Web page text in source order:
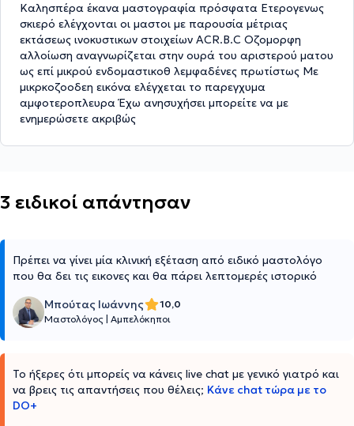
Καλησπέρα έκανα μαστογραφία πρόσφατα Ετερογενως
σκιερό ελέγχονται οι μαστοι με παρουσία μέτριας
εκτάσεως ινοκυστικων στοιχείων ACR.B.C Oζομορφη
αλλοίωση αναγνωρίζεται στην ουρά του αριστερού ματου
ως επί μικρού ενδομαστικοθ λεμφαδένες πρωτίστως Με
μικρκοζοοδεη εικόνα ελέγχεται το παρεγχυμα
αμφοτεροπλευρα Έχω ανησυχήσει μπορείτε να με
ενημερώσετε ακριβώς
3 ειδικοί απάντησαν
Πρέπει να γίνει μία κλινική εξέταση από ειδικό μαστολόγο
που θα δει τις εικονες και θα πάρει λεπτομερές ιστορικό
Μπούτας Ιωάννης
10,0
Μαστολόγος Αμπελόκηποι
Το ήξερες ότι μπορείς να κάνεις live chat με γενικό γιατρό και
να βρεις τις απαντήσεις που θέλεις; Κάνε chat τώρα με το
DO+